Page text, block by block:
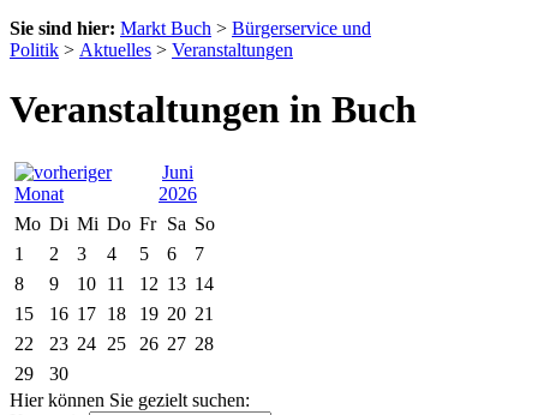
Sie sind hier: Markt Buch > Bürgerservice und
Politik > Aktuelles > Veranstaltungen
Veranstaltungen in Buch
Juni
2026
Mo Di Mi Do Fr Sa So
1
2 3 4 5 6
7
8
9 10 11 12 13 14
15
16 17 18 19 20 21
22
23 24 25 26 27 28
29
30
Hier können Sie gezielt suchen: